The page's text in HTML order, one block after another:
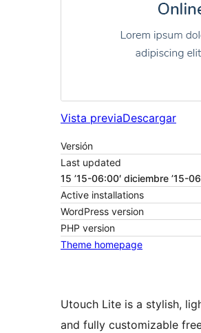
Vista previaDescargar
Versión
Last updated
15 ’15-06:00′ diciembre ’15-
Active installations
WordPress version
PHP version
Theme homepage
Utouch Lite is a stylish,
and fully customizable